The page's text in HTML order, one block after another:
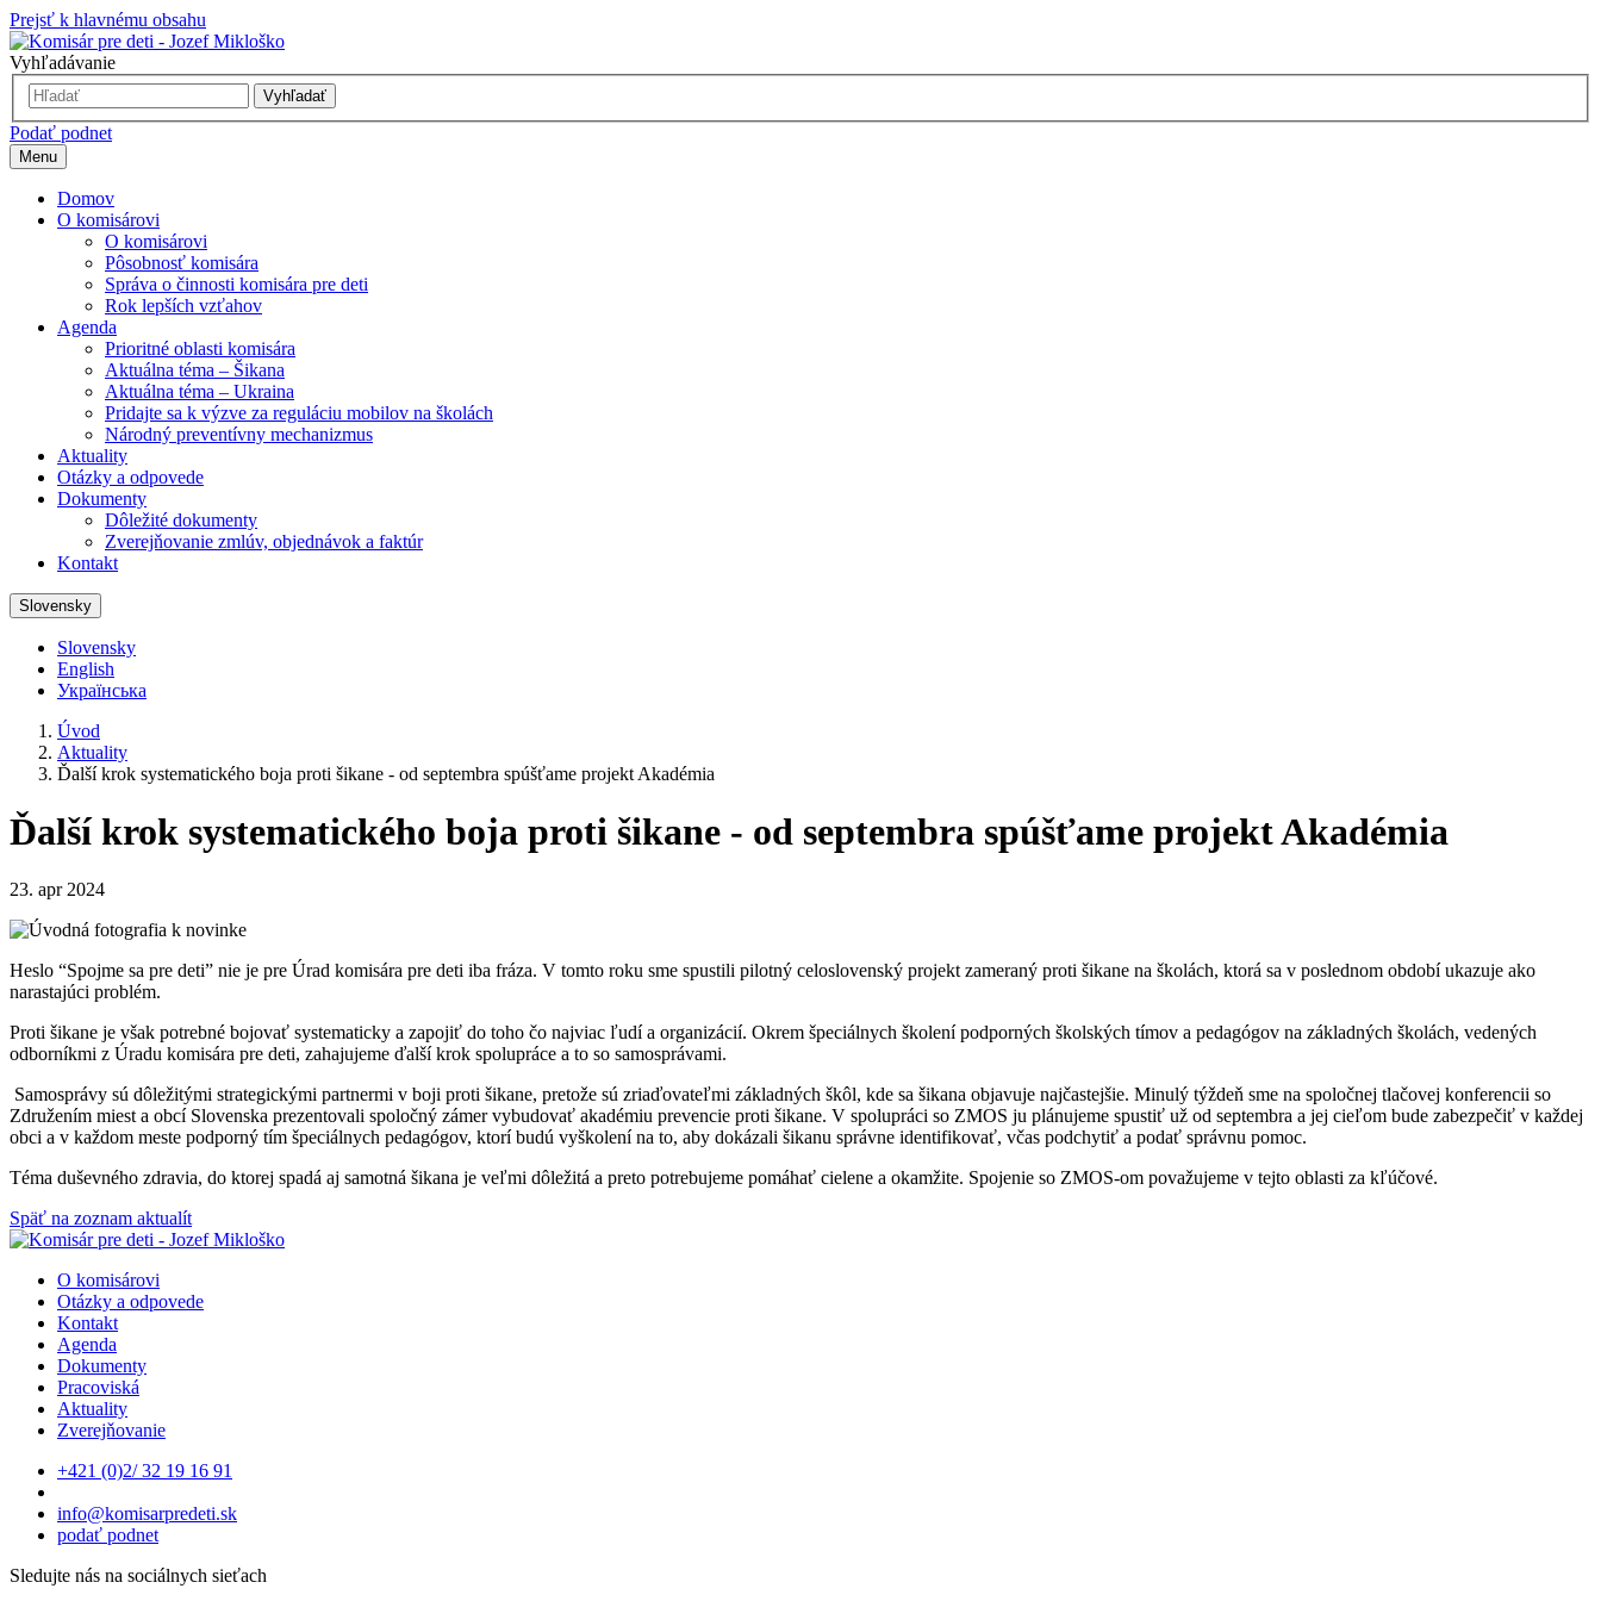
Prejsť k hlavnému obsahu
Vyhľadávanie
Vyhľadať
Podať podnet
Menu
Domov
O komisárovi
O komisárovi
Pôsobnosť komisára
Správa o činnosti komisára pre deti
Rok lepších vzťahov
Agenda
Prioritné oblasti komisára
Aktuálna téma – Šikana
Aktuálna téma – Ukraina
Pridajte sa k výzve za reguláciu mobilov na školách
Národný preventívny mechanizmus
Aktuality
Otázky a odpovede
Dokumenty
Dôležité dokumenty
Zverejňovanie zmlúv, objednávok a faktúr
Kontakt
Slovensky
Slovensky
English
Українська
Úvod
Aktuality
Ďalší krok systematického boja proti šikane - od septembra spúšťame projekt Akadémia
Ďalší krok systematického boja proti šikane - od septembra spúšťame projekt Akadémia
23. apr 2024
Heslo “Spojme sa pre deti” nie je pre Úrad komisára pre deti iba fráza. V tomto roku sme spustili pilotný celoslovenský projekt zameraný proti šikane na školách, ktorá sa v poslednom období ukazuje ako
narastajúci problém.
Proti šikane je však potrebné bojovať systematicky a zapojiť do toho čo najviac ľudí a organizácií. Okrem špeciálnych školení podporných školských tímov a pedagógov na základných školách, vedených
odborníkmi z Úradu komisára pre deti, zahajujeme ďalší krok spolupráce a to so samosprávami.
Samosprávy sú dôležitými strategickými partnermi v boji proti šikane, pretože sú zriaďovateľmi základných škôl, kde sa šikana objavuje najčastejšie. Minulý týždeň sme na spoločnej tlačovej konferencii so
Združením miest a obcí Slovenska prezentovali spoločný zámer vybudovať akadémiu prevencie proti šikane. V spolupráci so ZMOS ju plánujeme spustiť už od septembra a jej cieľom bude zabezpečiť v každej
obci a v každom meste podporný tím špeciálnych pedagógov, ktorí budú vyškolení na to, aby dokázali šikanu správne identifikovať, včas podchytiť a podať správnu pomoc.
Téma duševného zdravia, do ktorej spadá aj samotná šikana je veľmi dôležitá a preto potrebujeme pomáhať cielene a okamžite. Spojenie so ZMOS-om považujeme v tejto oblasti za kľúčové.
Späť na zoznam aktualít
O komisárovi
Otázky a odpovede
Kontakt
Agenda
Dokumenty
Pracoviská
Aktuality
Zverejňovanie
+421 (0)2/ 32 19 16 91
info@komisarpredeti.sk
podať podnet
Sledujte nás na sociálnych sieťach